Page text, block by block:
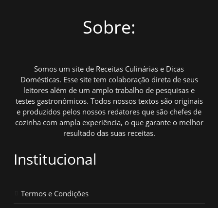
Sobre:
Somos um site de Receitas Culinárias e Dicas
Domésticas. Esse site tem colaboração direta de seus
leitores além de um amplo trabalho de pesquisas e
testes gastronômicos. Todos nossos textos são originais
e produzidos pelos nossos redatores que são chefes de
cozinha com ampla experiência, o que garante o melhor
resultado das suas receitas.
Institucional
Termos e Condições